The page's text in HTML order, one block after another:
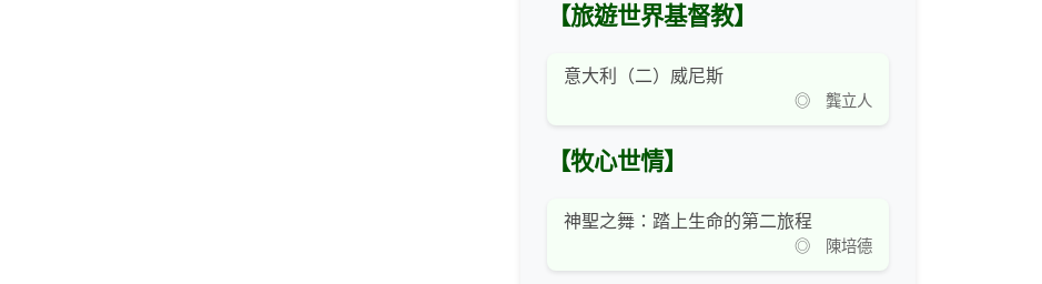
【旅遊世界基督教】
意大利（二）威尼斯
◎ 龔立人
【牧心世情】
神聖之舞：踏上生命的第二旅程
◎ 陳培德